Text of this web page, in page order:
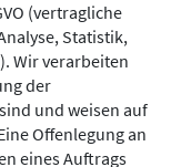
(vertragliche
Statistik,
Wir verarbeiten
der
und weisen auf
Offenlegung an
eines Auftrags